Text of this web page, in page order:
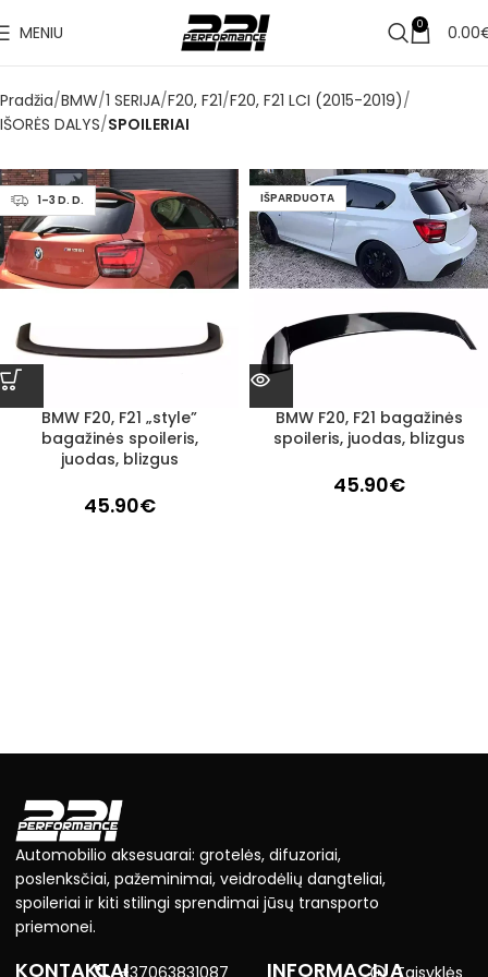
MENIU 0 0.00
Pradžia BMW 1 SERIJA F20, F21 F20, F21 LCI (2015-2019)
IŠORĖS DALYS SPOILERIAI
1–3 D. D.
BMW F20, F21 „style”
bagažinės spoileris,
juodas, blizgus
45.90€
IŠPARDUOTA
BMW F20, F21 bagažinės
spoileris, juodas, blizgus
45.90€
Automobilio aksesuarai: grotelės, difuzoriai,
poslenksčiai, pažeminimai, veidrodėlių dangteliai,
spoileriai ir kiti stilingi sprendimai jūsų transporto
priemonei.
KONTAKTAI+37063831087 INFORMACIJATaisyklės